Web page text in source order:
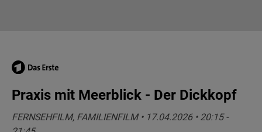
Praxis mit Meerblick - Der Dickkopf
FERNSEHFILM, FAMILIENFILM • 17.04.2026 • 20:15 -
Wir und unsere218 -Partner speichern und greifen auf personenbezogene